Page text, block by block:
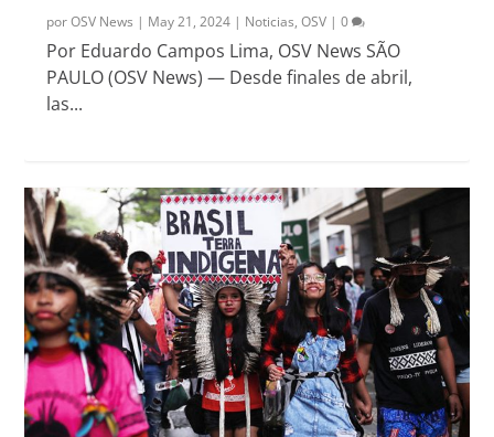
porOSV News | May 21, 2024 | Noticias,OSV |0
Por Eduardo Campos Lima, OSV News SÃO
PAULO (OSV News) — Desde finales de abril,
las...